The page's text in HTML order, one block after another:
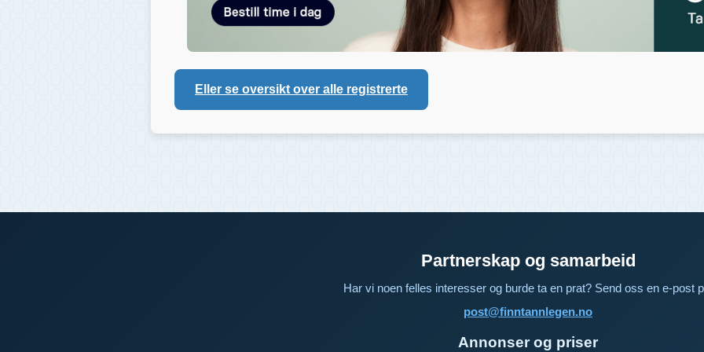
Eller se oversikt over alle registrerte
Partnerskap og samarbeid
Har vi noen felles interesser og burde ta en prat? Send oss en e-post
post@finntannlegen.no
Annonser og priser